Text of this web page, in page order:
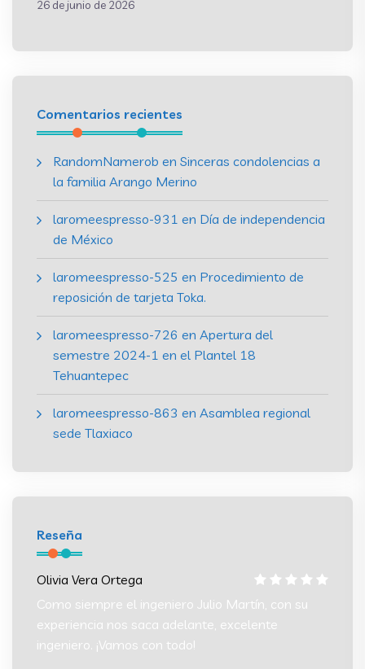
26 de junio de 2026
Comentarios recientes
RandomNamerob en Sinceras condolencias a
la familia Arango Merino
laromeespresso-931 en Día de independencia
de México
laromeespresso-525 en Procedimiento de
reposición de tarjeta Toka.
laromeespresso-726 en Apertura del
semestre 2024-1 en el Plantel 18
Tehuantepec
laromeespresso-863 en Asamblea regional
sede Tlaxiaco
Reseña
Olivia Vera Ortega
Como siempre el ingeniero Julio Martín, con su
experiencia nos saca adelante, excelente
ingeniero. ¡Vamos con todo!